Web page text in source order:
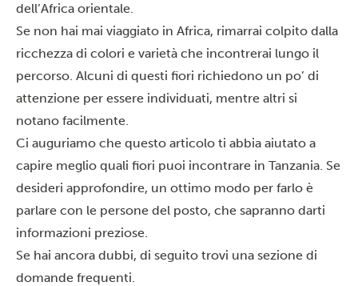
dell’Africa orientale.
Se non hai mai viaggiato in Africa, rimarrai colpito dalla
ricchezza di colori e varietà che incontrerai lungo il
percorso. Alcuni di questi fiori richiedono un po’ di
attenzione per essere individuati, mentre altri si
notano facilmente.
Ci auguriamo che questo articolo ti abbia aiutato a
capire meglio quali fiori puoi incontrare in Tanzania. Se
desideri approfondire, un ottimo modo per farlo è
parlare con le persone del posto, che sapranno darti
informazioni preziose.
Se hai ancora dubbi, di seguito trovi una sezione di
domande frequenti.